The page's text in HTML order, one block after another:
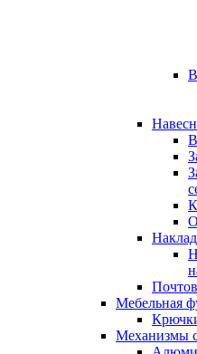
Мебельная
Механизмы